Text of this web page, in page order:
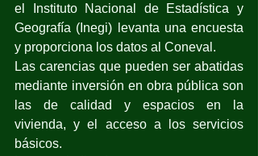
el Instituto Nacional de Estadística y
Geografía (Inegi) levanta una encuesta
y proporciona los datos al Coneval.
Las carencias que pueden ser abatidas
mediante inversión en obra pública son
las de calidad y espacios en la
vivienda, y el acceso a los servicios
básicos.